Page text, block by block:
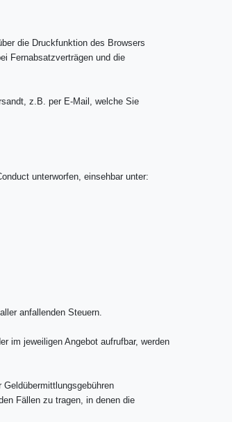
die Druckfunktion des Browsers
Fernabsatzverträgen und die
z.B. per E-Mail, welche Sie
unterworfen, einsehbar unter:
anfallenden Steuern.
im jeweiligen Angebot aufrufbar, werden
Fällen zu tragen, in denen die